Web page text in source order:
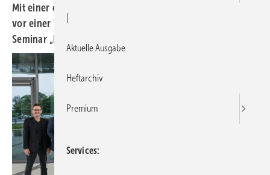
Mit einer erfolgreich bestandenen Prüfung ging Freitag
vor einer Woche für die elf Teilnehmer*innen das
Seminar „Badberater*in mit Zertifikat“ zu Ende.
Aktuelle Ausgabe
Heftarchiv
Premium
Services